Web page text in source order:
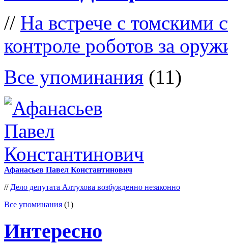
// На встрече с томскими
контроле роботов за
Все упоминания (11)
Афанасьев Павел Константинович
// Дело депутата Алтухова возбужденно незаконно
Все упоминания (1)
Интересно